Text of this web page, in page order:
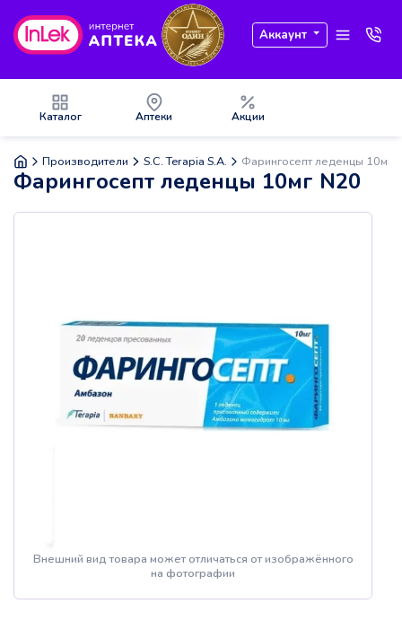
Аккаунт
Каталог Аптеки Акции
Производители S.C. Terapia S.A. Фарингосепт леденцы 10мг
Фарингосепт леденцы 10мг N20
Внешний вид товара может отличаться от изображённого
на фотографии